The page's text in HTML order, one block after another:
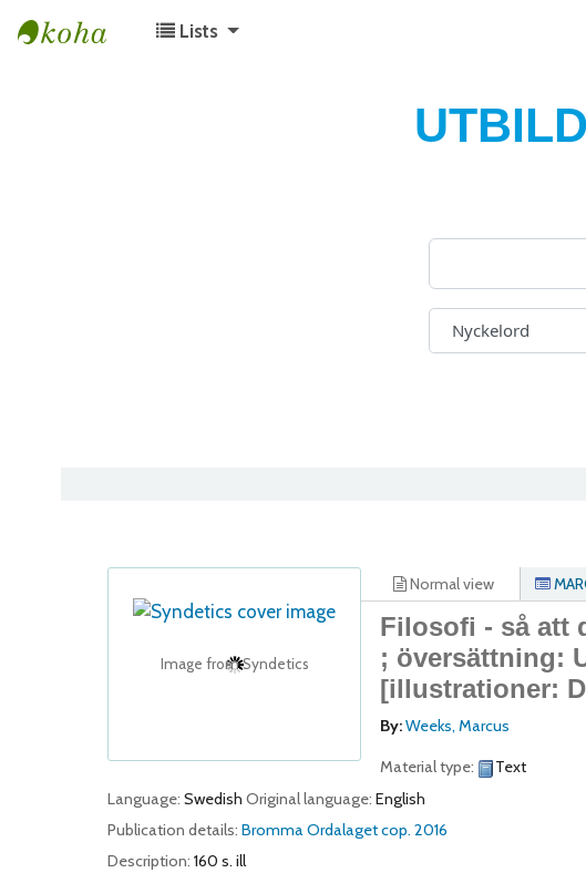
Lists
Image from Syndetics
Normal view
Filosofi - så att
; översättning:
[illustrationer:
By:Weeks, Marcus
Material type:
Text
Language: Swedish Original language: English
Publication details: BrommaOrdalagetcop. 2016
Description: 160 s. ill